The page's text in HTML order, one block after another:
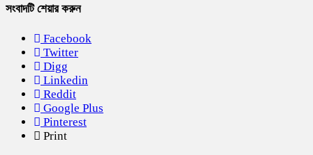
সংবাদটি শেয়ার করুন
Facebook
Twitter
Digg
Linkedin
Reddit
Google Plus
Pinterest
Print